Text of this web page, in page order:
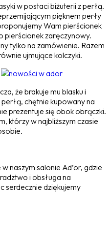
w postaci biżuterii z perłą.
pięknem perły
Wam pierścionek
pierścionek zaręczynowy.
tylko na zamówienie. Razem
ujmujące kolczyki.
że brakuje mu blasku i
chętnie kupowany na
prezentuje się obok obrączki.
którzy w najbliższym czasie
naszym salonie Ad’or, gdzie
i obsługa na
serdecznie dziękujemy